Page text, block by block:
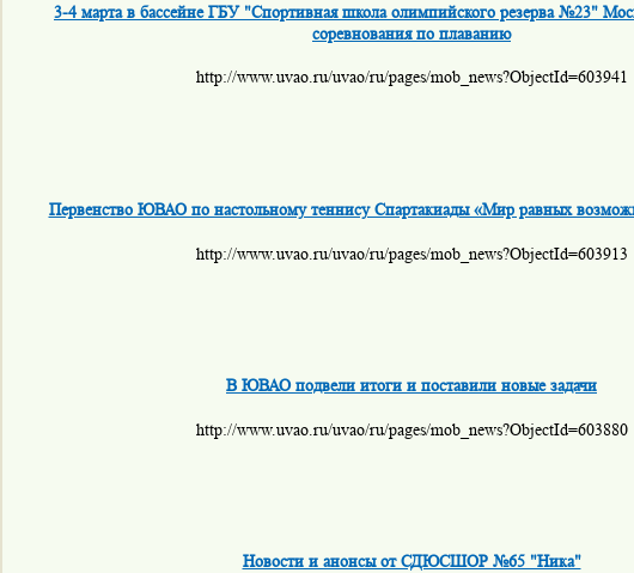
3-4 марта в бассейне ГБУ "Спортивная школа олимпийского резерва №23"
соревнования по плаванию
http://www.uvao.ru/uvao/ru/pages/mob_news?ObjectId=603941
Первенство ЮВАО по настольному теннису Спартакиады «Мир равных
http://www.uvao.ru/uvao/ru/pages/mob_news?ObjectId=603913
В ЮВАО подвели итоги и поставили новые задачи
http://www.uvao.ru/uvao/ru/pages/mob_news?ObjectId=603880
Новости и анонсы от СДЮСШОР №65 "Ника"